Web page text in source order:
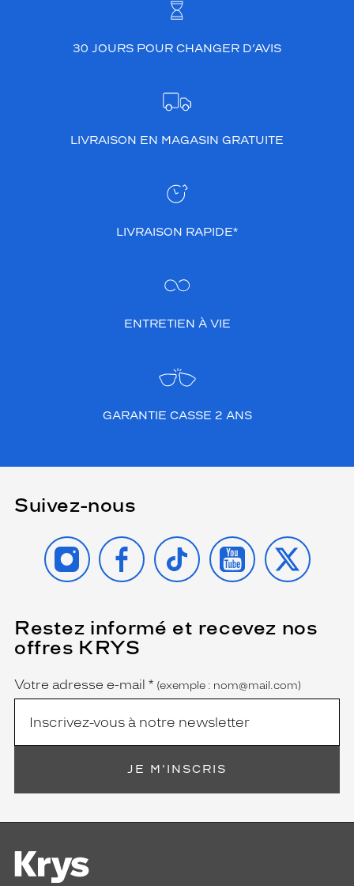
monture
212
Indice
protection
Polarisant
Type
de
30 JOURS POUR CHANGER D’AVIS
LIVRAISON EN MAGASIN GRATUITE
LIVRAISON RAPIDE*
ENTRETIEN À VIE
GARANTIE CASSE 2 ANS
Suivez-nous
INSTAGRAMFACEBOOK
TIKTOK YOUTUBE
X
Restez informé et recevez nos
offres KRYS
Name
Votre adresse e-mail *
(Ce
champ
est
obligatoire)
(exemple : nom@mail.com)
JE M'INSCRIS